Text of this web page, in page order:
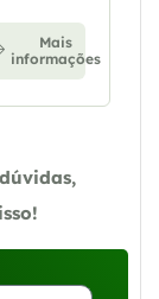
Mais
informações